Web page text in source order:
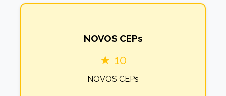
NOVOS CEPs
★ 10
NOVOS CEPs